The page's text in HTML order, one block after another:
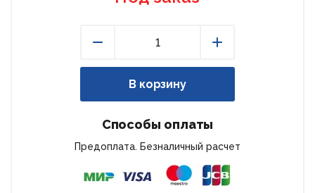
В корзину
Способы оплаты
Предоплата. Безналичный расчет